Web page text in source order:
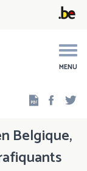
MENU
Belgique,